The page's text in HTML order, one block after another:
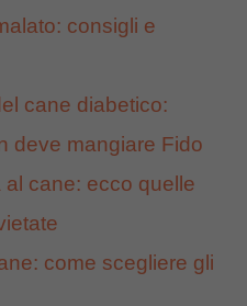
consigli e
cane diabetico:
deve mangiare Fido
al cane: ecco quelle
come scegliere gli